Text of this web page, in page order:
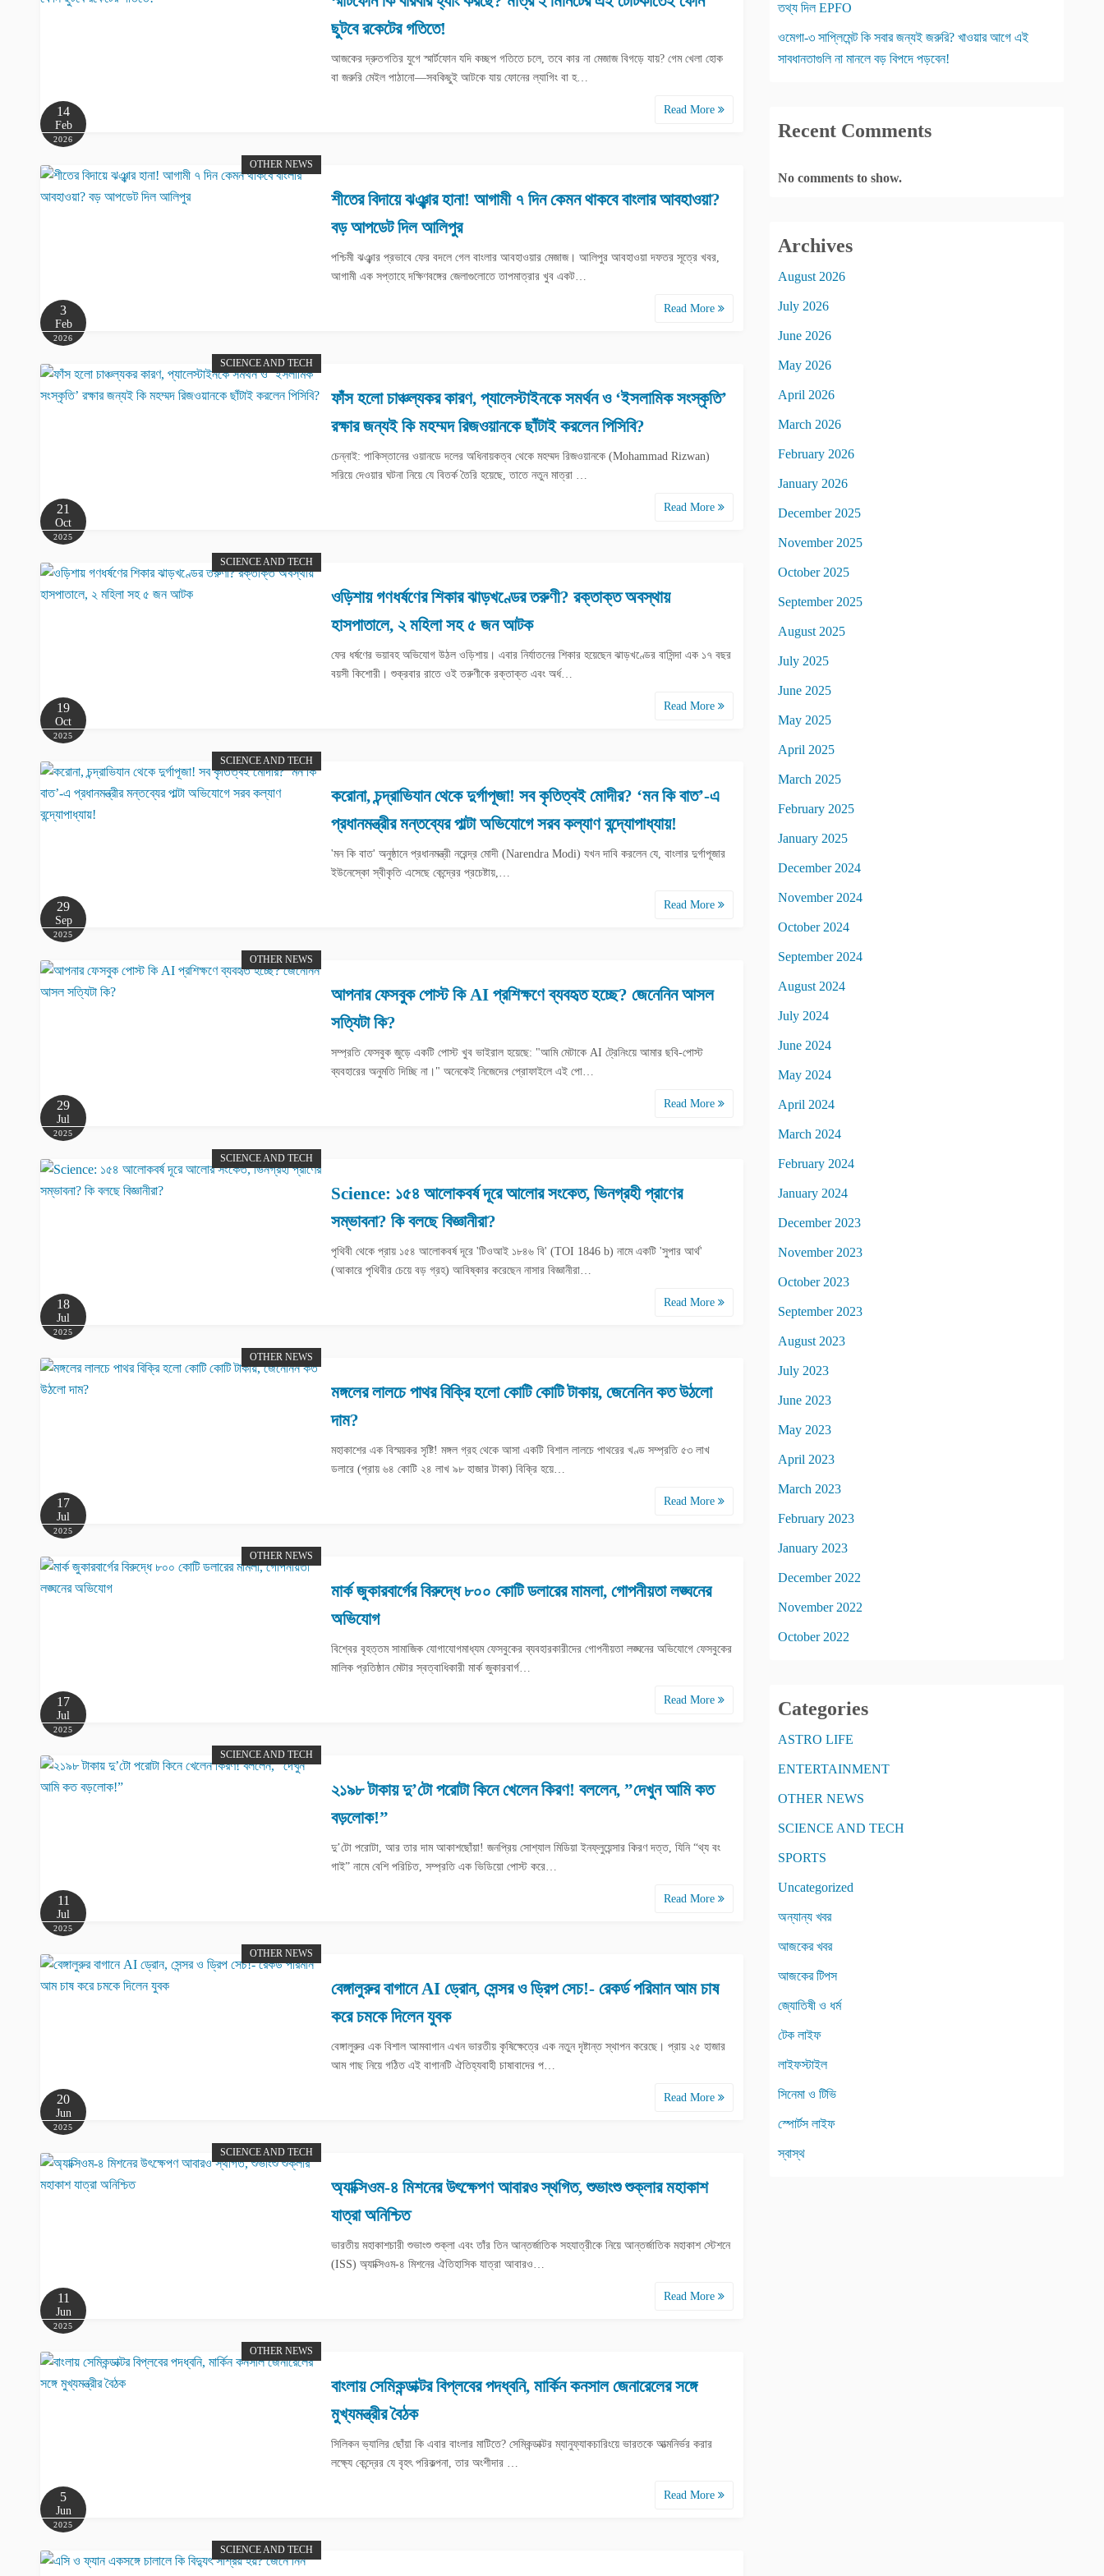
14
Feb
2026
ছুটবে রকেটের গতিতে!
আজকের দ্রুতগতির যুগে স্মার্টফোন যদি কচ্ছপ গতিতে চলে, তবে কার না মেজাজ বিগড়ে যায়? গেম খেলা হোক
বা জরুরি মেইল পাঠানো—সবকিছুই আটকে যায় ফোনের ল্যাগিং বা হ…
Read More
OTHER NEWS
3
Feb
2026
শীতের বিদায়ে ঝঞ্ঝার হানা! আগামী ৭ দিন কেমন থাকবে বাংলার আবহাওয়া?
বড় আপডেট দিল আলিপুর
পশ্চিমী ঝঞ্ঝার প্রভাবে ফের বদলে গেল বাংলার আবহাওয়ার মেজাজ। আলিপুর আবহাওয়া দফতর সূত্রে খবর,
আগামী এক সপ্তাহে দক্ষিণবঙ্গের জেলাগুলোতে তাপমাত্রার খুব একট…
Read More
SCIENCE AND TECH
21
Oct
2025
ফাঁস হলো চাঞ্চল্যকর কারণ, প্যালেস্টাইনকে সমর্থন ও ‘ইসলামিক সংস্কৃতি’
রক্ষার জন্যই কি মহম্মদ রিজওয়ানকে ছাঁটাই করলেন পিসিবি?
চেন্নাই: পাকিস্তানের ওয়ানডে দলের অধিনায়কত্ব থেকে মহম্মদ রিজওয়ানকে (Mohammad Rizwan)
সরিয়ে দেওয়ার ঘটনা নিয়ে যে বিতর্ক তৈরি হয়েছে, তাতে নতুন মাত্রা …
Read More
SCIENCE AND TECH
19
Oct
2025
ওড়িশায় গণধর্ষণের শিকার ঝাড়খণ্ডের তরুণী? রক্তাক্ত অবস্থায়
হাসপাতালে, ২ মহিলা সহ ৫ জন আটক
ফের ধর্ষণের ভয়াবহ অভিযোগ উঠল ওড়িশায়। এবার নির্যাতনের শিকার হয়েছেন ঝাড়খণ্ডের বাসিন্দা এক ১৭ বছর
বয়সী কিশোরী। শুক্রবার রাতে ওই তরুণীকে রক্তাক্ত এবং অর্ধ…
Read More
SCIENCE AND TECH
29
Sep
2025
করোনা, চন্দ্রাভিযান থেকে দুর্গাপূজা! সব কৃতিত্বই মোদীর? ‘মন কি বাত’-এ
প্রধানমন্ত্রীর মন্তব্যের পাল্টা অভিযোগে সরব কল্যাণ বন্দ্যোপাধ্যায়!
'মন কি বাত' অনুষ্ঠানে প্রধানমন্ত্রী নরেন্দ্র মোদী (Narendra Modi) যখন দাবি করলেন যে, বাংলার দুর্গাপূজার
ইউনেস্কো স্বীকৃতি এসেছে কেন্দ্রের প্রচেষ্টায়,…
Read More
OTHER NEWS
29
Jul
2025
আপনার ফেসবুক পোস্ট কি AI প্রশিক্ষণে ব্যবহৃত হচ্ছে? জেনেনিন আসল
সত্যিটা কি?
সম্প্রতি ফেসবুক জুড়ে একটি পোস্ট খুব ভাইরাল হয়েছে: "আমি মেটাকে AI ট্রেনিংয়ে আমার ছবি-পোস্ট
ব্যবহারের অনুমতি দিচ্ছি না।" অনেকেই নিজেদের প্রোফাইলে এই পো…
Read More
SCIENCE AND TECH
18
Jul
2025
Science: ১৫৪ আলোকবর্ষ দূরে আলোর সংকেত, ভিনগ্রহী প্রাণের
সম্ভাবনা? কি বলছে বিজ্ঞানীরা?
পৃথিবী থেকে প্রায় ১৫৪ আলোকবর্ষ দূরে 'টিওআই ১৮৪৬ বি' (TOI 1846 b) নামে একটি 'সুপার আর্থ'
(আকারে পৃথিবীর চেয়ে বড় গ্রহ) আবিষ্কার করেছেন নাসার বিজ্ঞানীরা…
Read More
OTHER NEWS
17
Jul
2025
মঙ্গলের লালচে পাথর বিক্রি হলো কোটি কোটি টাকায়, জেনেনিন কত উঠলো
দাম?
মহাকাশের এক বিস্ময়কর সৃষ্টি! মঙ্গল গ্রহ থেকে আসা একটি বিশাল লালচে পাথরের খণ্ড সম্প্রতি ৫৩ লাখ
ডলারে (প্রায় ৬৪ কোটি ২৪ লাখ ৯৮ হাজার টাকা) বিক্রি হয়ে…
Read More
OTHER NEWS
17
Jul
2025
মার্ক জুকারবার্গের বিরুদ্ধে ৮০০ কোটি ডলারের মামলা, গোপনীয়তা লঙ্ঘনের
অভিযোগ
বিশ্বের বৃহত্তম সামাজিক যোগাযোগমাধ্যম ফেসবুকের ব্যবহারকারীদের গোপনীয়তা লঙ্ঘনের অভিযোগে ফেসবুকের
মালিক প্রতিষ্ঠান মেটার স্বত্বাধিকারী মার্ক জুকারবার্গ…
Read More
SCIENCE AND TECH
11
Jul
2025
২১৯৮ টাকায় দু’টো পরোটা কিনে খেলেন কিরণ! বললেন, ”দেখুন আমি কত
বড়লোক!”
দু’টো পরোটা, আর তার দাম আকাশছোঁয়া! জনপ্রিয় সোশ্যাল মিডিয়া ইনফ্লুয়েন্সার কিরণ দত্ত, যিনি “থ্য বং
গাই” নামে বেশি পরিচিত, সম্প্রতি এক ভিডিয়ো পোস্ট করে…
Read More
OTHER NEWS
20
Jun
2025
বেঙ্গালুরুর বাগানে AI ড্রোন, সেন্সর ও ড্রিপ সেচ!- রেকর্ড পরিমান আম চাষ
করে চমকে দিলেন যুবক
বেঙ্গালুরুর এক বিশাল আমবাগান এখন ভারতীয় কৃষিক্ষেত্রে এক নতুন দৃষ্টান্ত স্থাপন করেছে। প্রায় ২৫ হাজার
আম গাছ নিয়ে গঠিত এই বাগানটি ঐতিহ্যবাহী চাষাবাদের প…
Read More
SCIENCE AND TECH
11
Jun
2025
অ্যাক্সিওম-৪ মিশনের উৎক্ষেপণ আবারও স্থগিত, শুভাংশু শুক্লার মহাকাশ
যাত্রা অনিশ্চিত
ভারতীয় মহাকাশচারী শুভাংশু শুক্লা এবং তাঁর তিন আন্তর্জাতিক সহযাত্রীকে নিয়ে আন্তর্জাতিক মহাকাশ স্টেশনে
(ISS) অ্যাক্সিওম-৪ মিশনের ঐতিহাসিক যাত্রা আবারও…
Read More
OTHER NEWS
5
Jun
2025
বাংলায় সেমিকন্ডাক্টর বিপ্লবের পদধ্বনি, মার্কিন কনসাল জেনারেলের সঙ্গে
মুখ্যমন্ত্রীর বৈঠক
সিলিকন ভ্যালির ছোঁয়া কি এবার বাংলার মাটিতে? সেমিকন্ডাক্টর ম্যানুফ্যাকচারিংয়ে ভারতকে আত্মনির্ভর করার
লক্ষ্যে কেন্দ্রের যে বৃহৎ পরিকল্পনা, তার অংশীদার …
Read More
SCIENCE AND TECH
তথ্য দিল EPFO
ওমেগা-৩ সাপ্লিমেন্ট কি সবার জন্যই জরুরি? খাওয়ার আগে এই
সাবধানতাগুলি না মানলে বড় বিপদে পড়বেন!
Recent Comments
No comments to show.
Archives
August 2026
July 2026
June 2026
May 2026
April 2026
March 2026
February 2026
January 2026
December 2025
November 2025
October 2025
September 2025
August 2025
July 2025
June 2025
May 2025
April 2025
March 2025
February 2025
January 2025
December 2024
November 2024
October 2024
September 2024
August 2024
July 2024
June 2024
May 2024
April 2024
March 2024
February 2024
January 2024
December 2023
November 2023
October 2023
September 2023
August 2023
July 2023
June 2023
May 2023
April 2023
March 2023
February 2023
January 2023
December 2022
November 2022
October 2022
Categories
ASTRO LIFE
ENTERTAINMENT
OTHER NEWS
SCIENCE AND TECH
SPORTS
Uncategorized
অন্যান্য খবর
আজকের খবর
আজকের টিপস
জ্যোতিষী ও ধর্ম
টেক লাইফ
লাইফস্টাইল
সিনেমা ও টিভি
স্পোর্টস লাইফ
স্বাস্থ